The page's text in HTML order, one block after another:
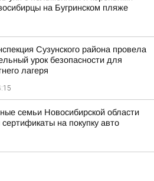
на Бугринском пляже
Сузунского района провела
урок безопасности для
лагеря
семьи Новосибирской области
на покупку авто